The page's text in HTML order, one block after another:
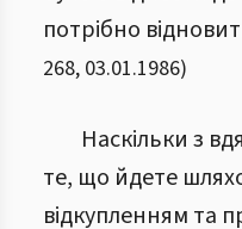
потрібно
268, 03.01.1986)
Наскільки з
те, що йдете
відкупленням та